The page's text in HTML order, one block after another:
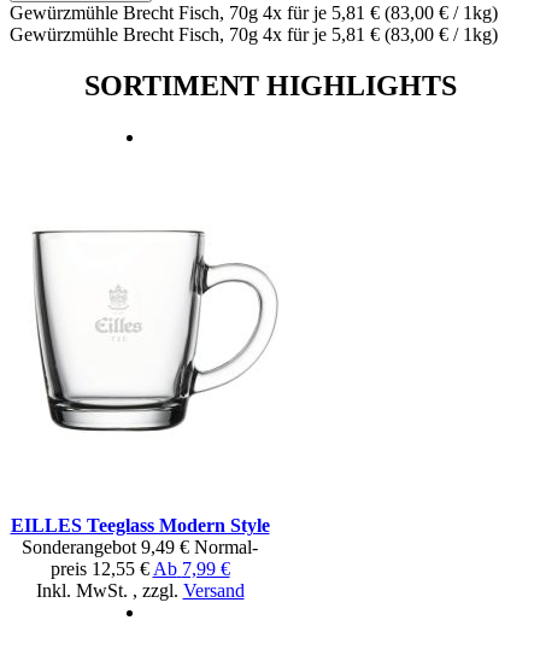
Gewürzmühle Brecht Fisch, 70g 4x für je 5,81 € (83,00 € / 1kg)
Gewürzmühle Brecht Fisch, 70g 4x für je 5,81 € (83,00 € / 1kg)
SORTIMENT HIGHLIGHTS
EILLES Teeglass Modern Style
Sonderangebot 9,49 € Normal­
preis 12,55 € Ab 7,99 €
Inkl. MwSt. , zzgl. Versand